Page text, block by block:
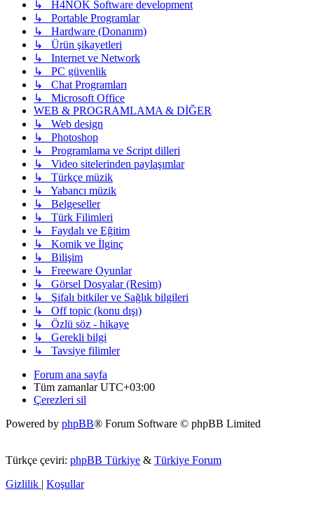
↳ H4NOK Software development
↳ Portable Programlar
↳ Hardware (Donanım)
↳ Ürün şikayetleri
↳ Internet ve Network
↳ PC güvenlik
↳ Chat Programları
↳ Microsoft Office
WEB & PROGRAMLAMA & DİĞER
↳ Web design
↳ Photoshop
↳ Programlama ve Script dilleri
↳ Video sitelerinden paylaşımlar
↳ Türkçe müzik
↳ Yabancı müzik
↳ Belgeseller
↳ Türk Filimleri
↳ Faydalı ve Eğitim
↳ Komik ve İlginç
↳ Bilişim
↳ Freeware Oyunlar
↳ Görsel Dosyalar (Resim)
↳ Şifalı bitkiler ve Sağlık bilgileri
↳ Off topic (konu dışı)
↳ Özlü söz - hikaye
↳ Gerekli bilgi
↳ Tavsiye filimler
Forum ana sayfa
Tüm zamanlarUTC+03:00
Çerezleri sil
Powered by phpBB® Forum Software © phpBB Limited
Türkçe çeviri: phpBB Türkiye & Türkiye Forum
Gizlilik | Koşullar